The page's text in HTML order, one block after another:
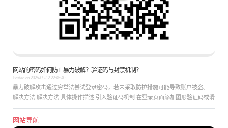
网站的密码如何防止暴力破解？验证码与封禁机制？
Posted on 2025-09-12 22:45:40
暴力破解攻击通过穷举法尝试登录密码，若未采取防护措施可能导致账户被盗。
解决方法 解决方法 具体操作描述 引入验证码机制 在登录页面添加图形验证码或滑
网站导航